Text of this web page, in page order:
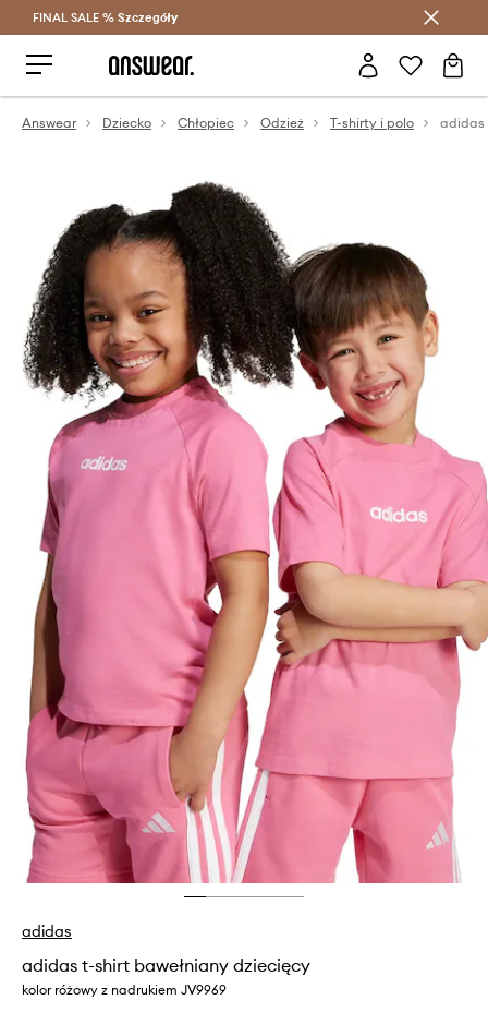
Oszczędzaj z Answear Club >
FINAL SALE % Szczegóły
Answear Dziecko Chłopiec Odzież T-shirty i polo
adidas
adidas t-shirt bawełniany dziecięcy
kolor różowy z nadrukiem JV9969